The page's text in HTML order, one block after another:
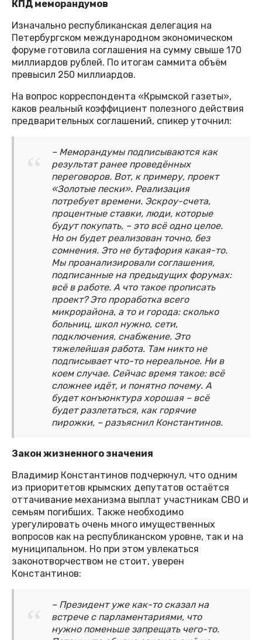
КПД меморандумов
Изначально республиканская делегация на
Петербургском международном экономическом
форуме готовила соглашения на сумму свыше 170
миллиардов рублей. По итогам саммита объём
превысил 250 миллиардов.
На вопрос корреспондента «Крымской газеты»,
каков реальный коэффициент полезного действия
предварительных соглашений, спикер уточнил:
– Меморандумы подписываются как
результат ранее проведённых
переговоров. Вот, к примеру, проект
«Золотые пески». Реализация
потребует времени. Эскроу-счета,
процентные ставки, люди, которые
будут покупать, – это всё одно целое.
Но он будет реализован точно, без
сомнения. Это не бутафория какая-то.
Мы проанализировали соглашения,
подписанные на предыдущих форумах:
всё в работе. А что такое прописать
проект? Это проработка всего
микрорайона, а то и города: сколько
больниц, школ нужно, сети,
подключения, снабжение. Это
тяжелейшая работа. Там никто не
подписывает что-то нереальное. Ни в
коем случае. Сейчас время такое: всё
сложнее идёт, и понятно почему. А
будет конъюнктура хорошая – всё
будет разлетаться, как горячие
пирожки, – разъяснил Константинов.
Закон жизненного значения
Владимир Константинов подчеркнул, что одним
из приоритетов крымских депутатов остаётся
оттачивание механизма выплат участникам СВО и
семьям погибших. Также необходимо
урегулировать очень много имущественных
вопросов как на республиканском уровне, так и на
муниципальном. Но при этом увлекаться
законотворчеством не стоит, уверен
Константинов:
– Президент уже как-то сказал на
встрече с парламентариями, что
нужно поменьше запрещать чего-то.